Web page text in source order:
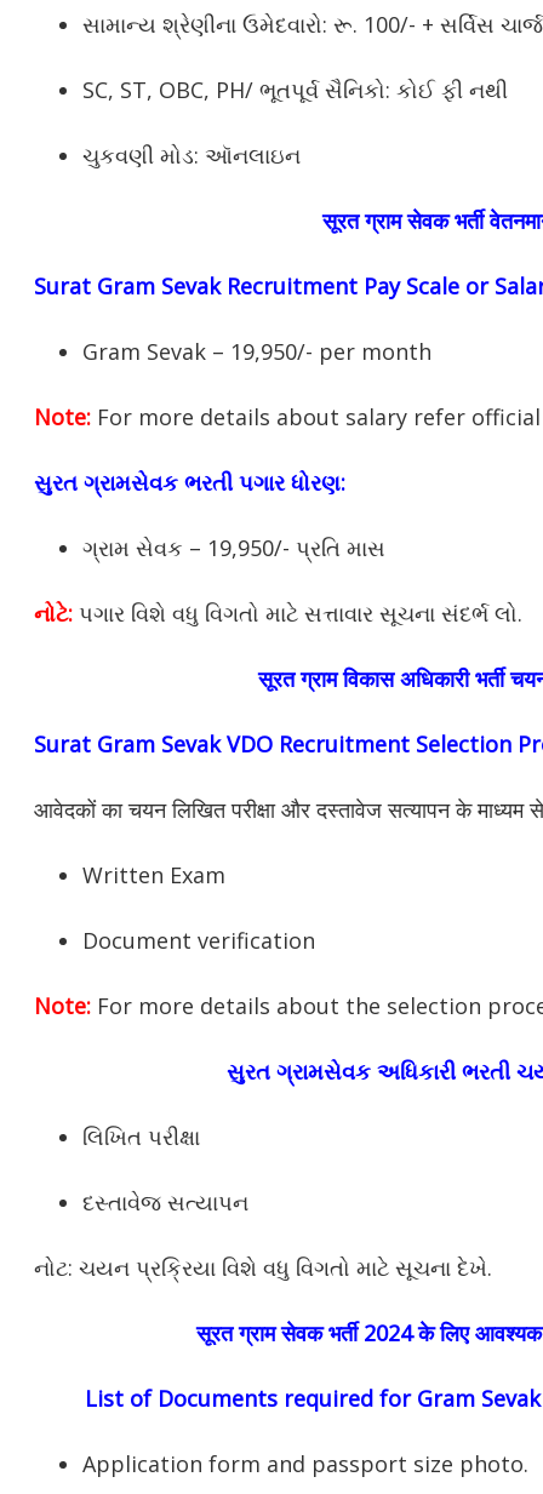
સામાન્ય શ્રેણીના ઉમેદવારો: રૂ. 100/- + સર્વિસ ચાર્જ
SC, ST, OBC, PH/ ભૂતપૂર્વ સૈનિકો: કોઈ ફી નથી
ચુકવણી મોડ: ઑનલાઇન
सूरत ग्राम सेवक भर्ती
Surat Gram Sevak Recruitment Pay Scale or
Gram Sevak – 19,950/- per month
Note: For more details about salary refer
સુરત ગ્રામસેવક ભરતી પગાર ધોરણ:
ગ્રામ સેવક – 19,950/- પ્રતિ માસ
નોટે: પગાર વિશે વધુ વિગતો માટે સત્તાવાર સૂચના સંદર્ભ લો.
सूरत ग्राम विकास अधिकारी भर्ती
Surat Gram Sevak VDO Recruitment Selection
आवेदकों का चयन लिखित परीक्षा और दस्तावेज सत्यापन के माध्यम
Written Exam
Document verification
Note: For more details about the selection
સુરત ગ્રામસેવક અધિકારી ભરતી
લિખિત પરીક્ષા
દસ્તાવેજ સત્યાપન
નોટ: ચયન પ્રક્રિયા વિશે વધુ વિગતો માટે સૂચના દેખે.
सूरत ग्राम सेवक भर्ती 2024 के लिए आवश्यक
List of Documents required for Gram
Application form and passport size photo.